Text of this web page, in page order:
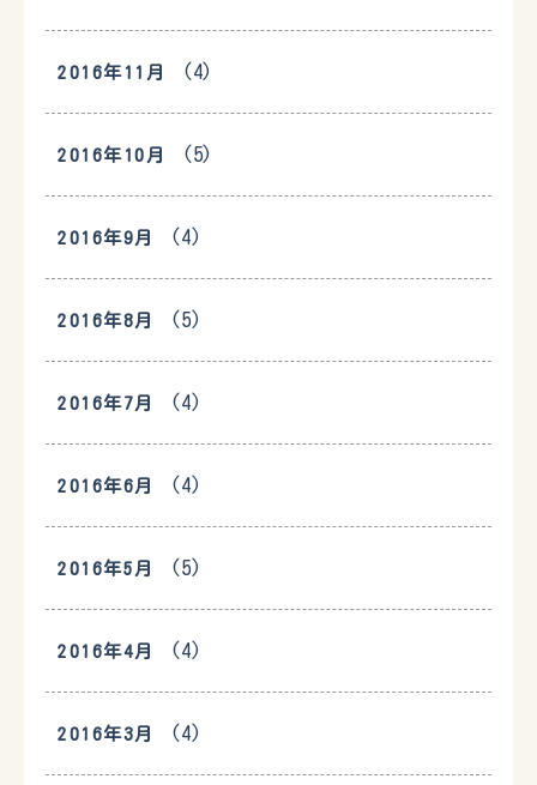
2016年11月 (4)
2016年10月 (5)
2016年9月 (4)
2016年8月 (5)
2016年7月 (4)
2016年6月 (4)
2016年5月 (5)
2016年4月 (4)
2016年3月 (4)